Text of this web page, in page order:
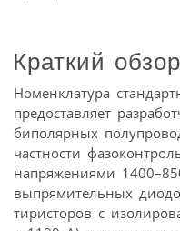
Краткий
Номенклатура
предоставляет
биполярных
частности
напряжениями
выпрямительных
тиристоров с